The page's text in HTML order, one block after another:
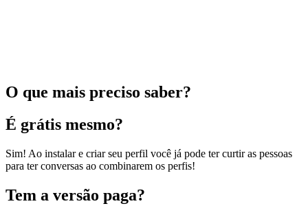
O que mais preciso saber?
É grátis mesmo?
Sim! Ao instalar e criar seu perfil você já pode ter curtir as pessoas
para ter conversas ao combinarem os perfis!
Tem a versão paga?